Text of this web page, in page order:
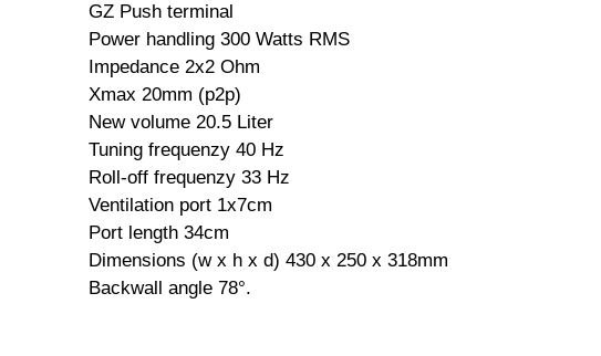
GZ Push terminal
Power handling 300 Watts RMS
Impedance 2x2 Ohm
Xmax 20mm (p2p)
New volume 20.5 Liter
Tuning frequenzy 40 Hz
Roll-off frequenzy 33 Hz
Ventilation port 1x7cm
Port length 34cm
Dimensions (w x h x d) 430 x 250 x 318mm
Backwall angle 78°.